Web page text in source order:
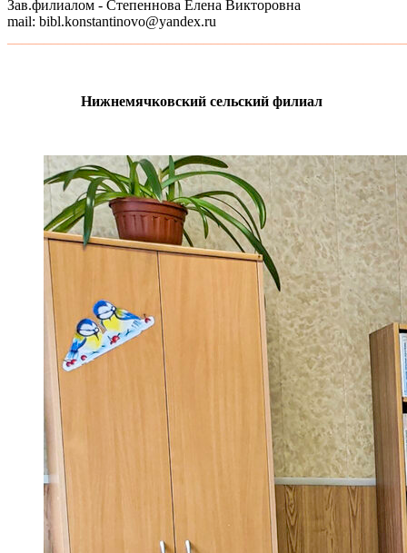
Зав.филиалом - Степеннова Елена Викторовна
mail: bibl.konstantinovo@yandex.ru
Нижнемячковский сельский филиал